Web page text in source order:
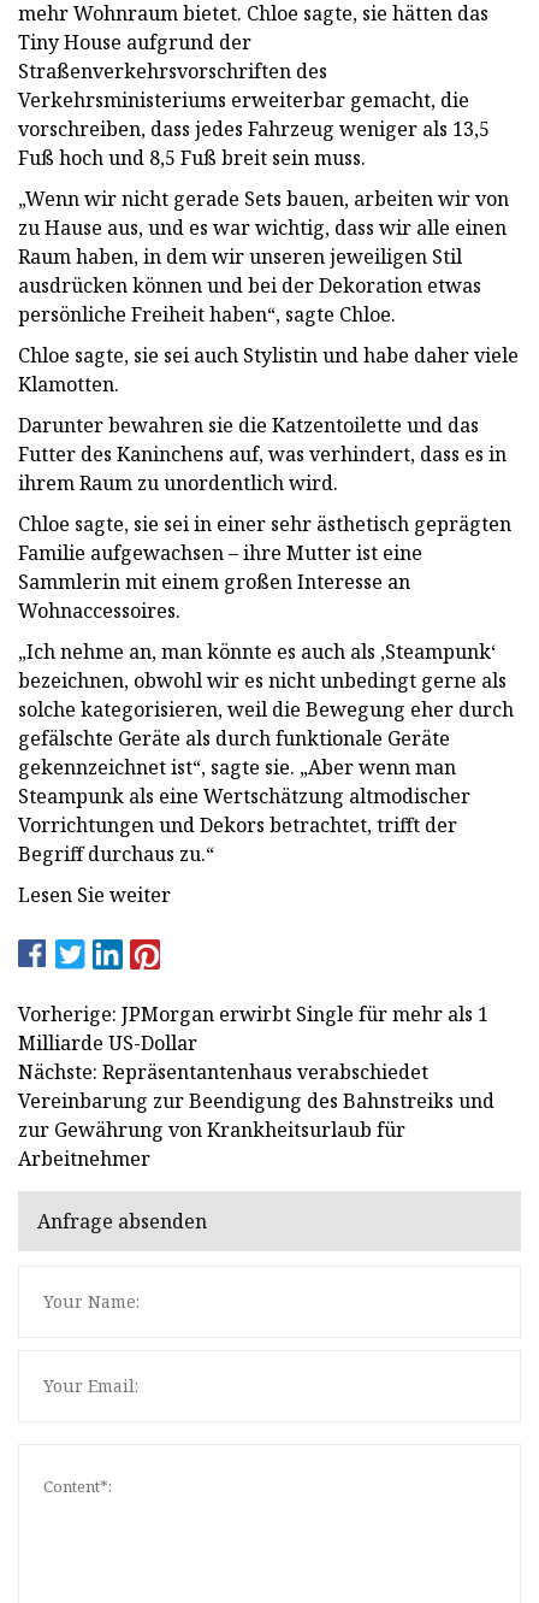
mehr Wohnraum bietet. Chloe sagte, sie hätten das
Tiny House aufgrund der
Straßenverkehrsvorschriften des
Verkehrsministeriums erweiterbar gemacht, die
vorschreiben, dass jedes Fahrzeug weniger als 13,5
Fuß hoch und 8,5 Fuß breit sein muss.
„Wenn wir nicht gerade Sets bauen, arbeiten wir von
zu Hause aus, und es war wichtig, dass wir alle einen
Raum haben, in dem wir unseren jeweiligen Stil
ausdrücken können und bei der Dekoration etwas
persönliche Freiheit haben“, sagte Chloe.
Chloe sagte, sie sei auch Stylistin und habe daher viele
Klamotten.
Darunter bewahren sie die Katzentoilette und das
Futter des Kaninchens auf, was verhindert, dass es in
ihrem Raum zu unordentlich wird.
Chloe sagte, sie sei in einer sehr ästhetisch geprägten
Familie aufgewachsen – ihre Mutter ist eine
Sammlerin mit einem großen Interesse an
Wohnaccessoires.
„Ich nehme an, man könnte es auch als ‚Steampunk‘
bezeichnen, obwohl wir es nicht unbedingt gerne als
solche kategorisieren, weil die Bewegung eher durch
gefälschte Geräte als durch funktionale Geräte
gekennzeichnet ist“, sagte sie. „Aber wenn man
Steampunk als eine Wertschätzung altmodischer
Vorrichtungen und Dekors betrachtet, trifft der
Begriff durchaus zu.“
Lesen Sie weiter
Vorherige: JPMorgan erwirbt Single für mehr als 1
Milliarde US-Dollar
Nächste: Repräsentantenhaus verabschiedet
Vereinbarung zur Beendigung des Bahnstreiks und
zur Gewährung von Krankheitsurlaub für
Arbeitnehmer
Anfrage absenden